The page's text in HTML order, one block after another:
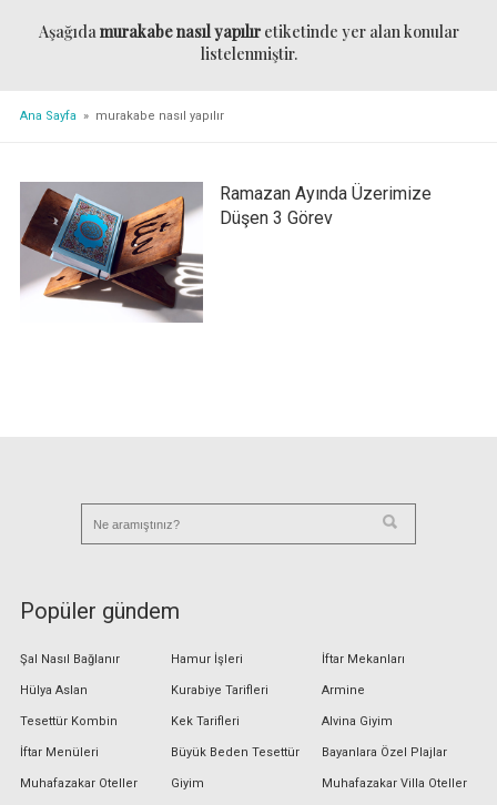
Aşağıdamurakabe nasıl yapılıretiketinde yer alan konular
listelenmiştir.
Ana Sayfa » murakabe nasıl yapılır
Ramazan Ayında Üzerimize
Düşen 3 Görev
Popüler gündem
Şal Nasıl Bağlanır
Hülya Aslan
Tesettür Kombin
İftar Menüleri
Muhafazakar Oteller
Hamur İşleri
Kurabiye Tarifleri
Kek Tarifleri
Büyük Beden Tesettür
Giyim
İftar Mekanları
Armine
Alvina Giyim
Bayanlara Özel Plajlar
Muhafazakar Villa Oteller